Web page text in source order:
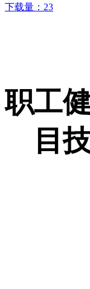
下载量： 23
职工
目